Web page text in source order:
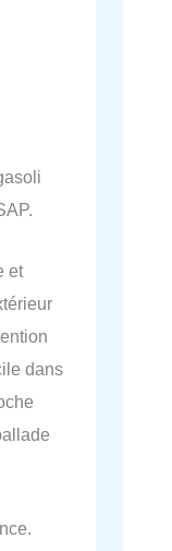
et
dans